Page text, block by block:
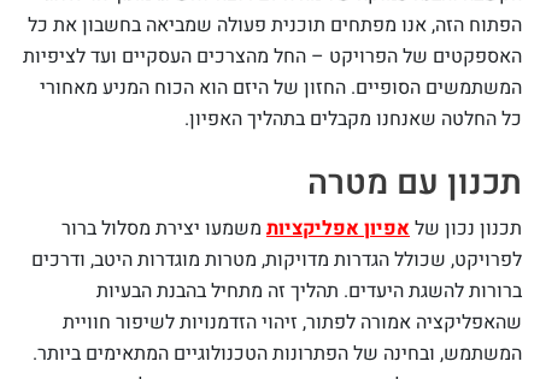
הפתוח הזה, אנו מפתחים תוכנית פעולה שמביאה בחשבון את כל
האספקטים של הפרויקט – החל מהצרכים העסקיים ועד לציפיות
המשתמשים הסופיים. החזון של היזם הוא הכוח המניע מאחורי
כל החלטה שאנחנו מקבלים בתהליך האפיון.
תכנון עם מטרה
תכנון נכון שלאפיון אפליקציות משמעו יצירת מסלול ברור
לפרויקט, שכולל הגדרות מדויקות, מטרות מוגדרות היטב, ודרכים
ברורות להשגת היעדים. תהליך זה מתחיל בהבנת הבעיות
שהאפליקציה אמורה לפתור, זיהוי הזדמנויות לשיפור חוויית
המשתמש, ובחינה של הפתרונות הטכנולוגיים המתאימים ביותר.